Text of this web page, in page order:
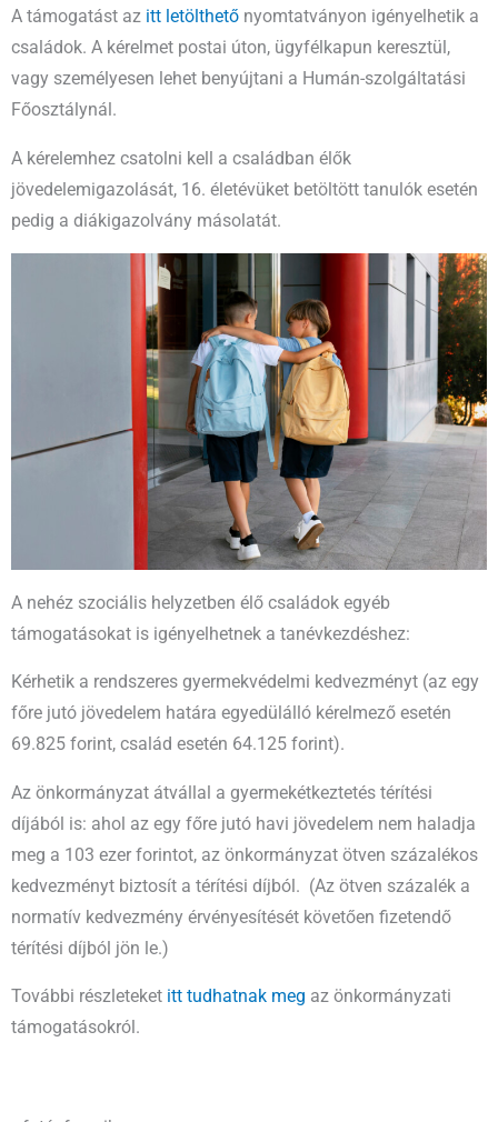
A támogatást az itt letölthető nyomtatványon igényelhetik a
családok. A kérelmet postai úton, ügyfélkapun keresztül,
vagy személyesen lehet benyújtani a Humán-szolgáltatási
Főosztálynál.
A kérelemhez csatolni kell a családban élők
jövedelemigazolását, 16. életévüket betöltött tanulók esetén
pedig a diákigazolvány másolatát.
A nehéz szociális helyzetben élő családok egyéb
támogatásokat is igényelhetnek a tanévkezdéshez:
Kérhetik a rendszeres gyermekvédelmi kedvezményt (az egy
főre jutó jövedelem határa egyedülálló kérelmező esetén
69.825 forint, család esetén 64.125 forint).
Az önkormányzat átvállal a gyermekétkeztetés térítési
díjából is: ahol az egy főre jutó havi jövedelem nem haladja
meg a 103 ezer forintot, az önkormányzat ötven százalékos
kedvezményt biztosít a térítési díjból. (Az ötven százalék a
normatív kedvezmény érvényesítését követően fizetendő
térítési díjból jön le.)
További részleteket itt tudhatnak meg az önkormányzati
támogatásokról.